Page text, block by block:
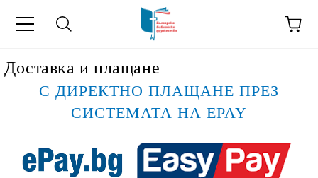
Доставка и плащане
С ДИРЕКТНО ПЛАЩАНЕ ПРЕЗ
СИСТЕМАТА НА EPAY